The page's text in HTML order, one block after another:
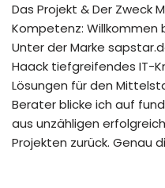
Das Projekt & Der
Kompetenz: Willkommen
Unter der Marke
Haack tiefgreifendes IT-
Lösungen für den
Berater blicke ich auf
aus unzähligen
Projekten zurück. Genau